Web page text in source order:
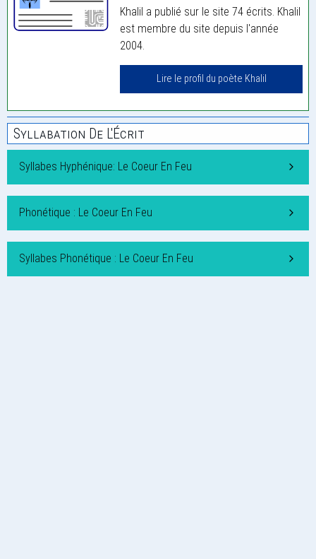
Khalil a publié sur le site 74 écrits. Khalil
est membre du site depuis l'année
2004.
Lire le profil du poète Khalil
Syllabation De L'Écrit
Syllabes Hyphénique: Le Coeur En Feu
Phonétique : Le Coeur En Feu
Syllabes Phonétique : Le Coeur En Feu